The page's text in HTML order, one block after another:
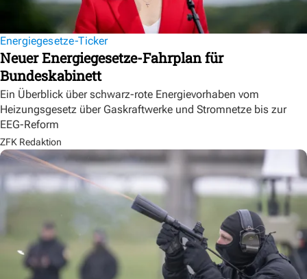
Energiegesetze-Ticker
Neuer Energiegesetze-Fahrplan für
Bundeskabinett
Ein Überblick über schwarz-rote Energievorhaben vom
Heizungsgesetz über Gaskraftwerke und Stromnetze bis zur
EEG-Reform
ZFK Redaktion